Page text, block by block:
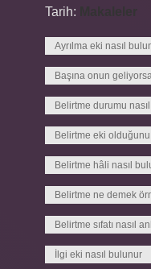
Tarih:
Ayrılma eki nasıl
Başına onun
Belirtme durumu
Belirtme eki olduğunu
Belirtme hâli nasıl
Belirtme ne demek
Belirtme sıfatı nasıl
İlgi eki nasıl bulunur